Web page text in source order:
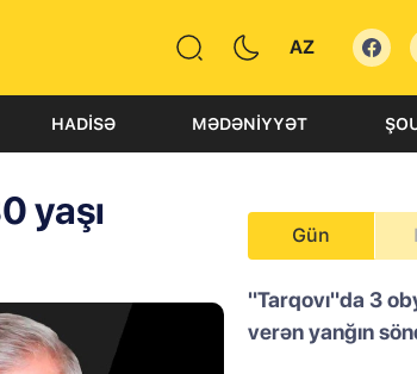
AZ
HADISƏ MƏDƏNIYYƏT
yaşı
Gün
"Tarqovı"da 3
verən yanğın